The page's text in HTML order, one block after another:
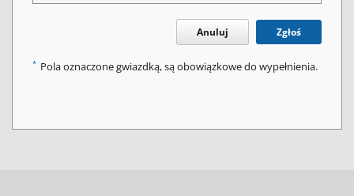
Anuluj Zgłoś
* Pola oznaczone gwiazdką, są obowiązkowe do wypełnienia.